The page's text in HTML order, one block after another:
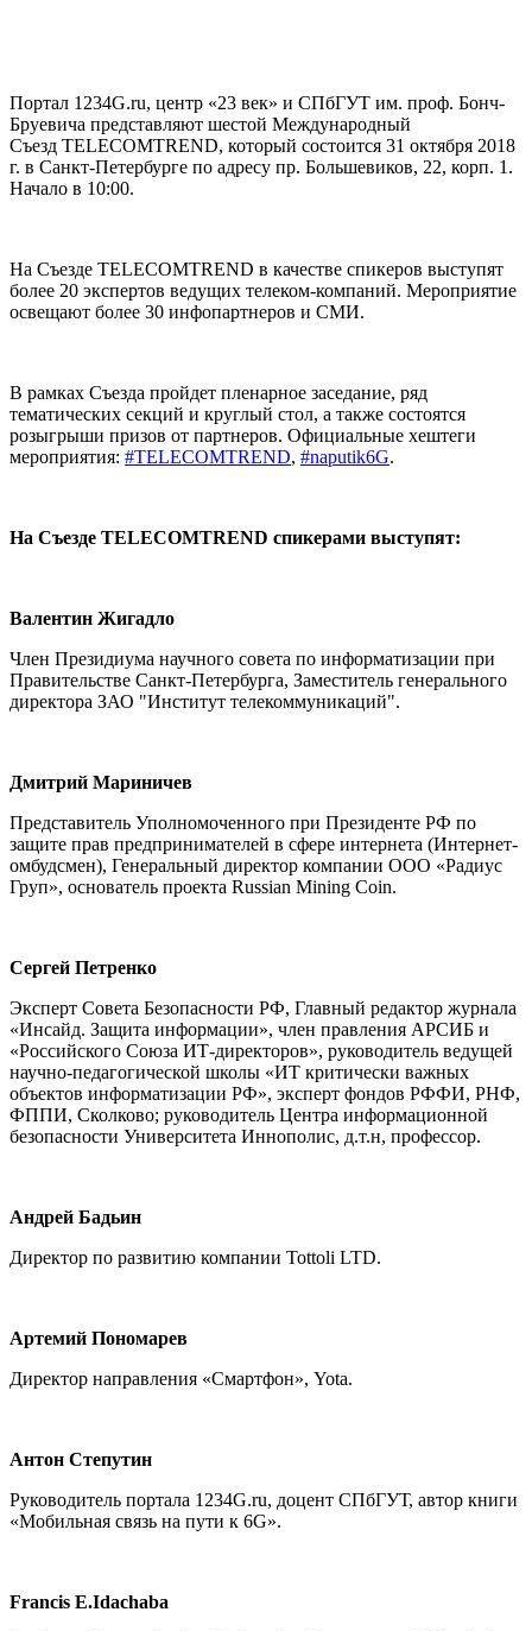
Портал 1234G.ru, центр «23 век» и СПбГУТ им. проф. Бонч-
Бруевича представляют шестой Международный
Съезд TELECOMTREND, который состоится 31 октября 2018
г. в Санкт-Петербурге по адресу пр. Большевиков, 22, корп. 1.
Начало в 10:00.
На Съезде TELECOMTREND в качестве спикеров выступят
более 20 экспертов ведущих телеком-компаний. Мероприятие
освещают более 30 инфопартнеров и СМИ.
В рамках Съезда пройдет пленарное заседание, ряд
тематических секций и круглый стол, а также состоятся
розыгрыши призов от партнеров. Официальные хештеги
мероприятия: #TELECOMTREND, #naputik6G.
На Съезде TELECOMTREND спикерами выступят:
Валентин Жигадло
Член Президиума научного совета по информатизации при
Правительстве Санкт-Петербурга, Заместитель генерального
директора ЗАО "Институт телекоммуникаций".
Дмитрий Мариничев
Представитель Уполномоченного при Президенте РФ по
защите прав предпринимателей в сфере интернета (Интернет-
омбудсмен), Генеральный директор компании ООО «Радиус
Груп», основатель проекта Russian Mining Coin.
Сергей Петренко
Эксперт Совета Безопасности РФ, Главный редактор журнала
«Инсайд. Защита информации», член правления АРСИБ и
«Российского Союза ИТ-директоров», руководитель ведущей
научно-педагогической школы «ИТ критически важных
объектов информатизации РФ», эксперт фондов РФФИ, РНФ,
ФППИ, Сколково; руководитель Центра информационной
безопасности Университета Иннополис, д.т.н, профессор.
Андрей Бадьин
Директор по развитию компании Tottoli LTD.
Артемий Пономарев
Директор направления «Смартфон», Yota.
Антон Степутин
Руководитель портала 1234G.ru, доцент СПбГУТ, автор книги
«Мобильная связь на пути к 6G».
Francis E.Idachaba